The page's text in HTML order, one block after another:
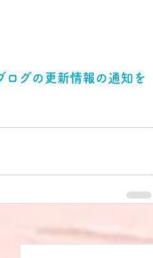
グの更新情報の通知を